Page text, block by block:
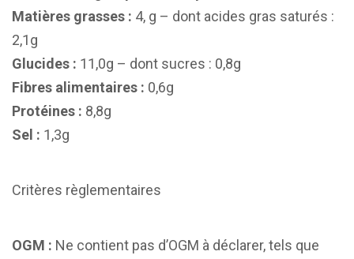
Matières grasses : 4, g – dont acides gras saturés :
2,1g
Glucides : 11,0g – dont sucres : 0,8g
Fibres alimentaires : 0,6g
Protéines : 8,8g
Sel : 1,3g
Critères règlementaires
OGM : Ne contient pas d’OGM à déclarer, tels que